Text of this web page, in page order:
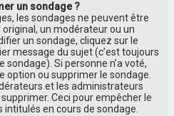
un sondage ?
les sondages ne peuvent être
un modérateur ou un
un sondage, cliquez sur le
message du sujet (c’est toujours
sondage). Si personne n’a voté,
option ou supprimer le sondage.
et les administrateurs
Ceci pour empêcher le
en cours de sondage.